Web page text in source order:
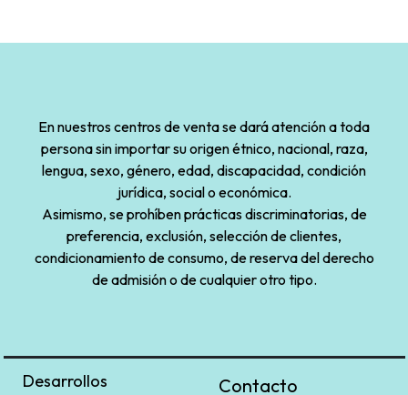
En nuestros centros de venta se dará atención a toda
persona sin importar su origen étnico, nacional, raza,
lengua, sexo, género, edad, discapacidad, condición
jurídica, social o económica.
Asimismo, se prohíben prácticas discriminatorias, de
preferencia, exclusión, selección de clientes,
condicionamiento de consumo, de reserva del derecho
de admisión o de cualquier otro tipo.
Desarrollos Contacto